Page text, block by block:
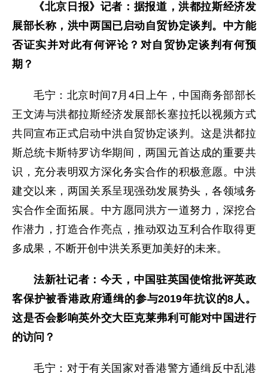
《北京日报》记者：据报道，洪都拉斯经济发
展部长称，洪中两国已启动自贸协定谈判。中方能
否证实并对此有何评论？对自贸协定谈判有何预
期？
毛宁：北京时间7月4日上午，中国商务部部长
王文涛与洪都拉斯经济发展部长塞拉托以视频方式
共同宣布正式启动中洪自贸协定谈判。这是洪都拉
斯总统卡斯特罗访华期间，两国元首达成的重要共
识，充分表明双方深化务实合作的积极意愿。中洪
建交以来，两国关系呈现强劲发展势头，各领域务
实合作全面拓展。中方愿同洪方一道努力，深挖合
作潜力，打造合作亮点，推动双边互利合作取得更
多成果，不断开创中洪关系更加美好的未来。
法新社记者：今天，中国驻英国使馆批评英政
客保护被香港政府通缉的参与2019年抗议的8人。
这是否会影响英外交大臣克莱弗利可能对中国进行
的访问？
毛宁：对于有关国家对香港警方通缉反中乱港